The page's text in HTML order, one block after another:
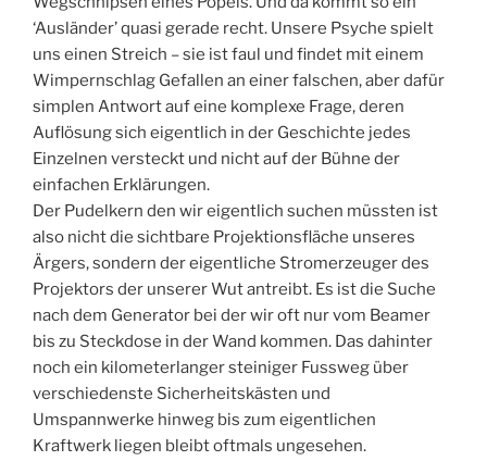
‘Ausländer’ quasi gerade recht. Unsere Psyche spielt
uns einen Streich – sie ist faul und findet mit einem
Wimpernschlag Gefallen an einer falschen, aber dafür
simplen Antwort auf eine komplexe Frage, deren
Auflösung sich eigentlich in der Geschichte jedes
Einzelnen versteckt und nicht auf der Bühne der
einfachen Erklärungen.
Der Pudelkern den wir eigentlich suchen müssten ist
also nicht die sichtbare Projektionsfläche unseres
Ärgers, sondern der eigentliche Stromerzeuger des
Projektors der unserer Wut antreibt. Es ist die Suche
nach dem Generator bei der wir oft nur vom Beamer
bis zu Steckdose in der Wand kommen. Das dahinter
noch ein kilometerlanger steiniger Fussweg über
verschiedenste Sicherheitskästen und
Umspannwerke hinweg bis zum eigentlichen
Kraftwerk liegen bleibt oftmals ungesehen.